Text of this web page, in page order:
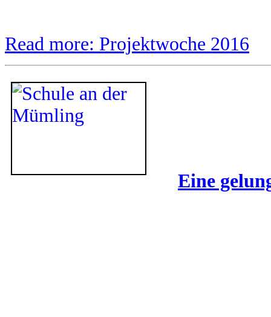
Read more: Projektwoche 2016
Eine